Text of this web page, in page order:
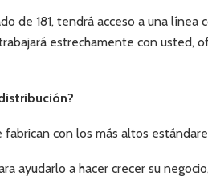
de 181, tendrá acceso a una
estrechamente con usted,
fabrican con los más altos
ayudarlo a hacer crecer su